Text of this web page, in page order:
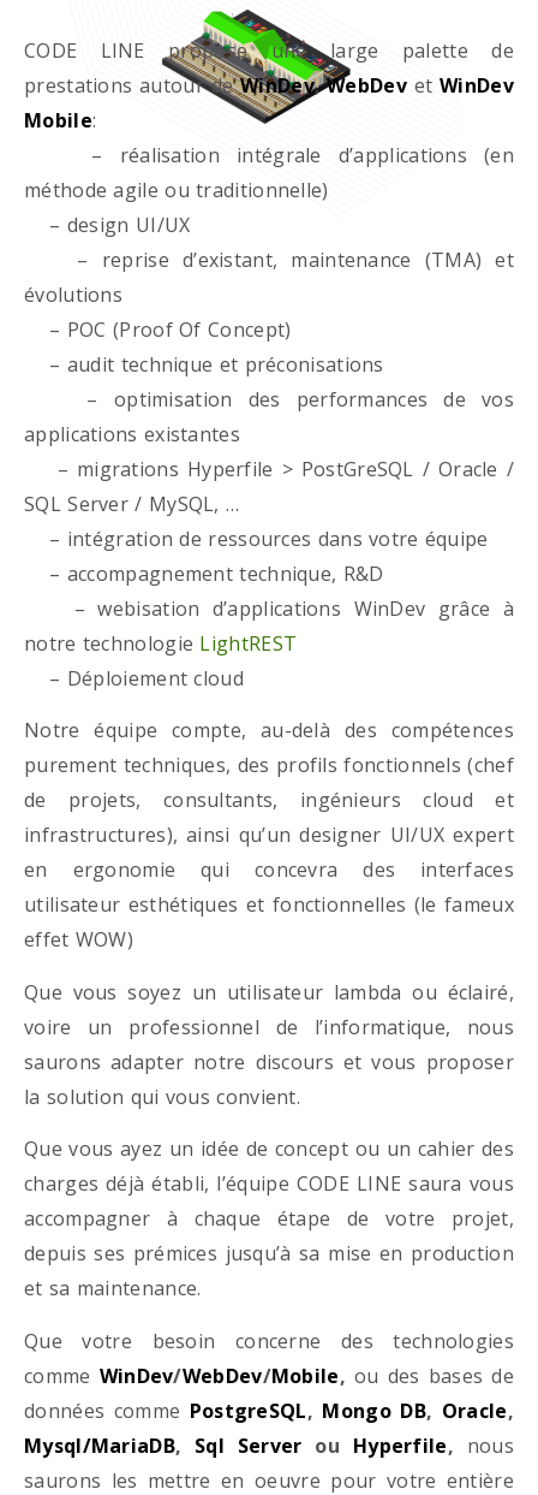
CODE LINE propose une large palette de
prestations autour deWinDev,WebDevet WinDev
Mobile:
– réalisation intégrale d’applications (en
méthode agile ou traditionnelle)
– design UI/UX
– reprise d’existant, maintenance (TMA) et
évolutions
– POC (Proof Of Concept)
– audit technique et préconisations
– optimisation des performances de vos
applications existantes
– migrations Hyperfile > PostGreSQL / Oracle /
SQL Server / MySQL, …
– intégration de ressources dans votre équipe
– accompagnement technique, R&D
– webisation d’applications WinDev grâce à
notre technologie LightREST
– Déploiement cloud
Notre équipe compte, au-delà des compétences
purement techniques, des profils fonctionnels (chef
de projets, consultants, ingénieurs cloud et
infrastructures), ainsi qu’un designer UI/UX expert
en ergonomie qui concevra des interfaces
utilisateur esthétiques et fonctionnelles (le fameux
effet WOW)
Que vous soyez un utilisateur lambda ou éclairé,
voire un professionnel de l’informatique, nous
saurons adapter notre discours et vous proposer
la solution qui vous convient.
Que vous ayez un idée de concept ou un cahier des
charges déjà établi, l’équipe CODE LINE saura vous
accompagner à chaque étape de votre projet,
depuis ses prémices jusqu’à sa mise en production
et sa maintenance.
Que votre besoin concerne des technologies
comme WinDev/WebDev/Mobile, ou des bases de
données comme PostgreSQL, Mongo DB, Oracle,
Mysql/MariaDB, Sql Server ou Hyperfile, nous
saurons les mettre en oeuvre pour votre entière